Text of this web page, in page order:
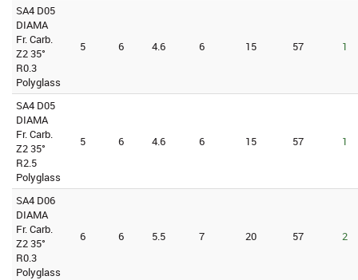
SA4 D05
DIAMA
Fr. Carb.
Z2 35°
R0.3
Polyglass
5 6 4.6 6 15 57 1
SA4 D05
DIAMA
Fr. Carb.
Z2 35°
R2.5
Polyglass
5 6 4.6 6 15 57 1
SA4 D06
DIAMA
Fr. Carb.
Z2 35°
R0.3
Polyglass
6 6 5.5 7 20 57 2